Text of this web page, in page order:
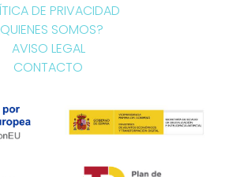
DE PRIVACIDAD
SOMOS?
AVISO LEGAL
CONTACTO